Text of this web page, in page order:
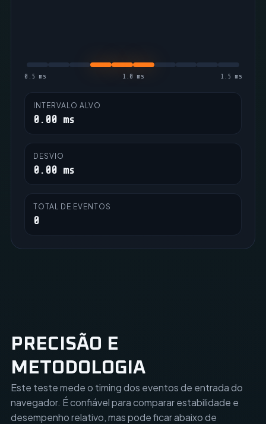
0.5 ms 1.0 ms 1.5 ms
INTERVALO ALVO
0.00 ms
DESVIO
0.00 ms
TOTAL DE EVENTOS
0
PRECISÃO E
METODOLOGIA
Este teste mede o timing dos eventos de entrada do
navegador. É confiável para comparar estabilidade e
desempenho relativo, mas pode ficar abaixo de